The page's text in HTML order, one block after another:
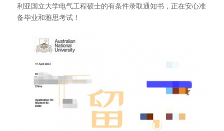
利亚国立大学电气工程硕士的有条件录取通知书，正在安心准
备毕业和雅思考试！